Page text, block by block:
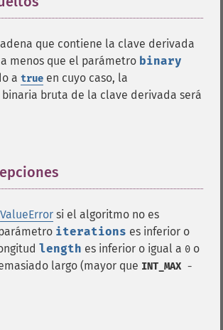
que contiene la clave derivada
menos que el parámetro binary
a true en cuyo caso, la
bruta de la clave derivada será
ValueError si el algoritmo no es
iterations es inferior o
length es inferior o igual a 0 o
largo (mayor que INT_MAX-